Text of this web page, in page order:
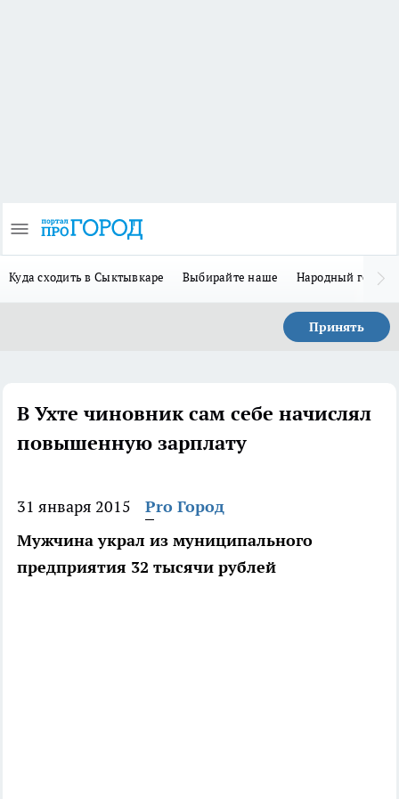
Куда сходить в Сыктывкаре Выбирайте наше Народный герой
Принять
В Ухте чиновник сам себе начислял
повышенную зарплату
31 января 2015
Pro Город
Мужчина украл из муниципального
предприятия 32 тысячи рублей